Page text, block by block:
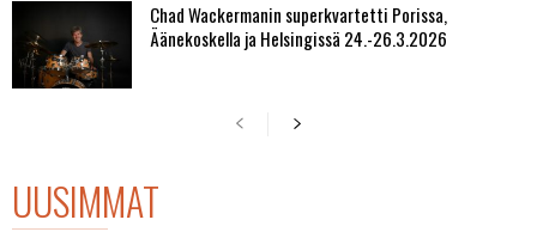
Chad Wackermanin superkvartetti Porissa,
Äänekoskella ja Helsingissä 24.-26.3.2026
UUSIMMAT